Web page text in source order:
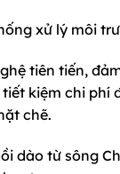
xử lý môi
tiên tiến,
kiệm chi
chẽ.
dào từ sông